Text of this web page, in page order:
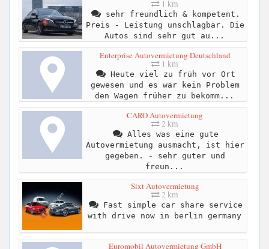
1 km
sehr freundlich & kompetent.
Preis - Leistung unschlagbar. Die
Autos sind sehr gut au...
Enterprise Autovermietung Deutschland
1 km
Heute viel zu früh vor Ort
gewesen und es war kein Problem
den Wagen früher zu bekomm...
CARO Autovermietung
2 km
Alles was eine gute
Autovermietung ausmacht, ist hier
gegeben. - sehr guter und
freun...
Sixt Autovermietung
2 km
Fast simple car share service
with drive now in berlin germany
Euromobil Autovermietung GmbH